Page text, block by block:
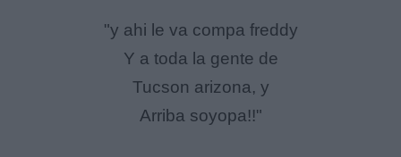
"y ahi le va compa freddy
Y a toda la gente de
Tucson arizona, y
Arriba soyopa!!"